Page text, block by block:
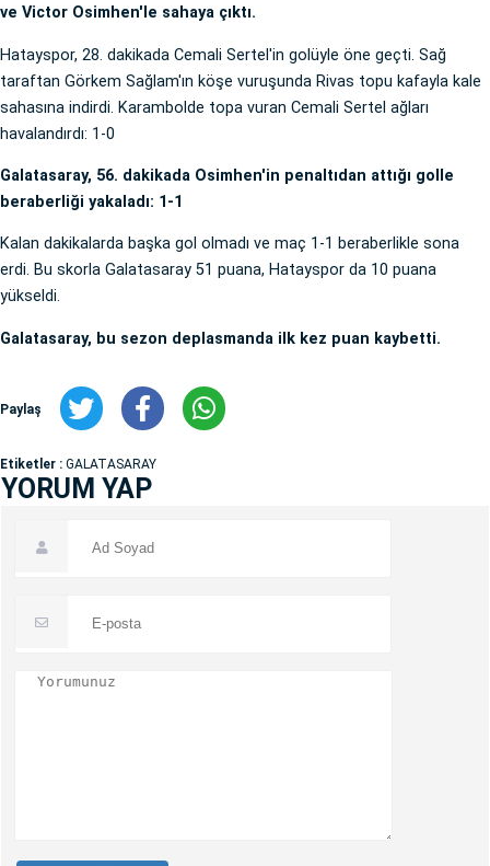
ve Victor Osimhen'le sahaya çıktı.
Hatayspor, 28. dakikada Cemali Sertel'in golüyle öne geçti. Sağ
taraftan Görkem Sağlam'ın köşe vuruşunda Rivas topu kafayla kale
sahasına indirdi. Karambolde topa vuran Cemali Sertel ağları
havalandırdı: 1-0
Galatasaray, 56. dakikada Osimhen'in penaltıdan attığı golle
beraberliği yakaladı: 1-1
Kalan dakikalarda başka gol olmadı ve maç 1-1 beraberlikle sona
erdi. Bu skorla Galatasaray 51 puana, Hatayspor da 10 puana
yükseldi.
Galatasaray, bu sezon deplasmanda ilk kez puan kaybetti.
Paylaş
Etiketler : GALATASARAY
YORUM YAP